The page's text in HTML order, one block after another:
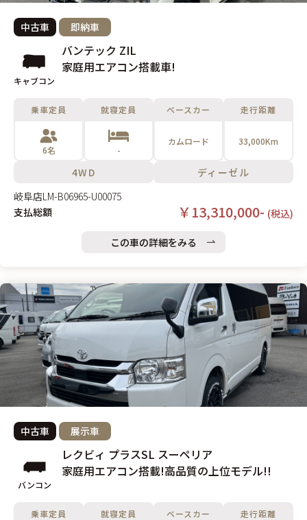
中古車 即納車
キャブコン
バンテック ZIL
家庭用エアコン搭載車!
乗車定員
6名
就寝定員
-
ベースカー
カムロード
走行距離
33,000Km
4WD
ディーゼル
岐阜店LM-B06965-U00075
支払総額
￥13,310,000- (税込)
この車の詳細をみる
中古車 展示車
バンコン
レクビィ プラスSL スーペリア
家庭用エアコン搭載!高品質の上位モデル!!
乗車定員 就寝定員 ベースカー 走行距離